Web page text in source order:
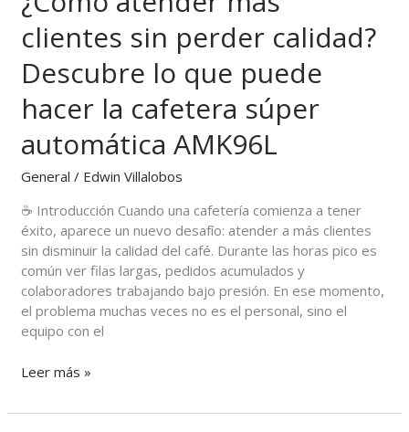
clientes sin perder calidad?
Descubre lo que puede
hacer la cafetera súper
automática AMK96L
General / Edwin Villalobos
☕ Introducción Cuando una cafetería comienza a tener
éxito, aparece un nuevo desafío: atender a más clientes
sin disminuir la calidad del café. Durante las horas pico es
común ver filas largas, pedidos acumulados y
colaboradores trabajando bajo presión. En ese momento,
el problema muchas veces no es el personal, sino el
equipo con el
atender
más
clientes
sin
calidad?
Descubre
lo
que
hacer
la
cafetera
súper
automática
AMK96L
Leer más »